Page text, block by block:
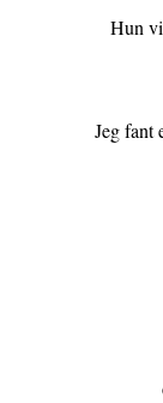
Hun
Jeg fant